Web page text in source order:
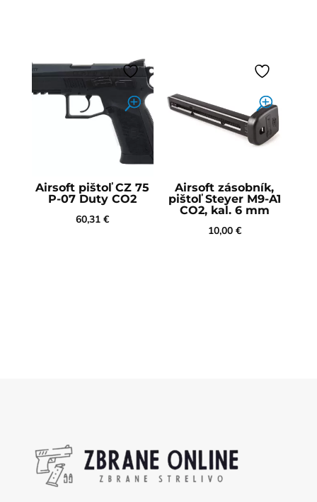
Airsoft pištoľ CZ 75
P-07 Duty CO2
60,31€
Airsoft zásobník,
pištoľ Steyer M9-A1
CO2, kal. 6 mm
10,00 €